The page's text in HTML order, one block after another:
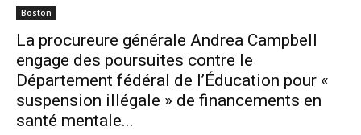
Boston
La procureure générale Andrea Campbell
engage des poursuites contre le
Département fédéral de l’Éducation pour «
suspension illégale » de financements en
santé mentale...